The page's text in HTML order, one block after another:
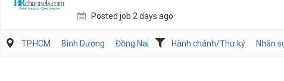
Posted job 2 days ago
TP.HCM Bình Dương Đồng Nai Hành chánh/Thư ký Nhân